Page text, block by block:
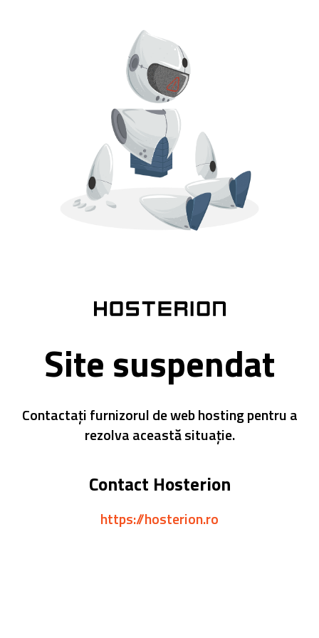
Site suspendat
Contactați furnizorul de web hosting pentru a
rezolva această situație.
Contact Hosterion
https://hosterion.ro